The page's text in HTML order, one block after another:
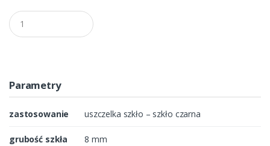
Q
u
a
t
yParametry
zastosowanie uszczelka szkło – szkło czarna
grubość szkła 8 mm